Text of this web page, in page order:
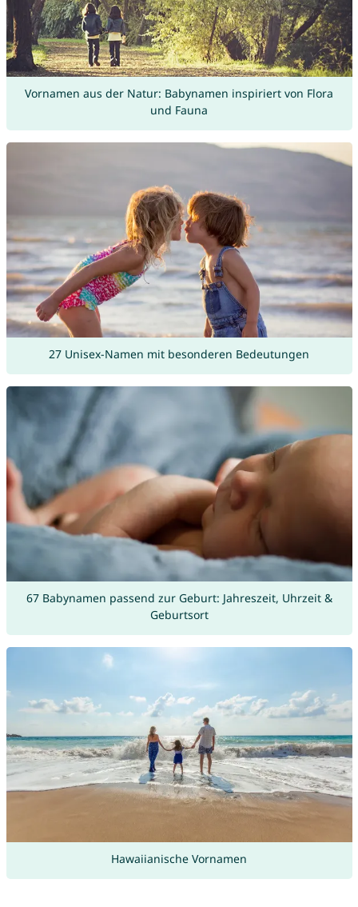
Vornamen aus der Natur: Babynamen inspiriert von Flora
und Fauna
27 Unisex-Namen mit besonderen Bedeutungen
67 Babynamen passend zur Geburt: Jahreszeit, Uhrzeit &
Geburtsort
Hawaiianische Vornamen